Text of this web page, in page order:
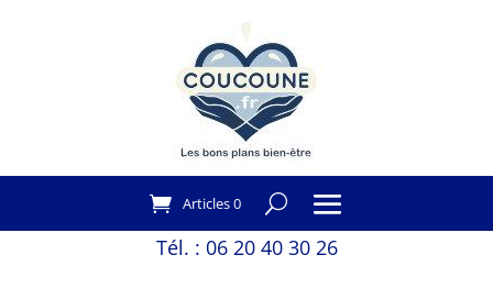
Articles 0
Tél. : 06 20 40 30 26